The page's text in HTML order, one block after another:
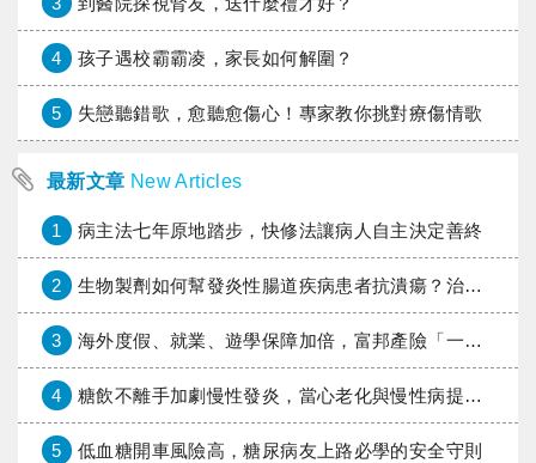
4 孩子遇校霸霸凌，家長如何解圍？
5 失戀聽錯歌，愈聽愈傷心！專家教你挑對療傷情歌
最新文章 New Articles
1 病主法七年原地踏步，快修法讓病人自主決定善終
2 生物製劑如何幫發炎性腸道疾病患者抗潰瘍？治療進展與健保給付困境一次看
3 海外度假、就業、遊學保障加倍，富邦產險「一期逐夢」專案加碼遠距醫療與緊急救援
4 糖飲不離手加劇慢性發炎，當心老化與慢性病提早報到
5 低血糖開車風險高，糖尿病友上路必學的安全守則